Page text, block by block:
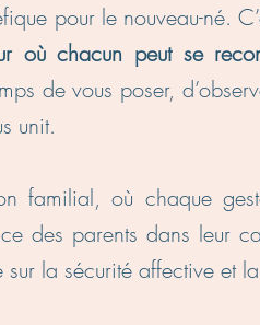
pour le nouveau-né.
où chacun peut se
de vous poser,
unit.
familial, où chaque
des parents dans leur
la sécurité affective et